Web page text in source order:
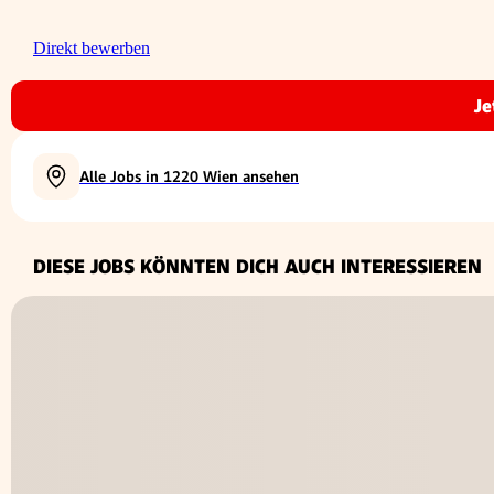
Direkt bewerben
Alle Jobs in 1220 Wien ansehen
DIESE JOBS KÖNNTEN DICH AUCH INTERESSIEREN